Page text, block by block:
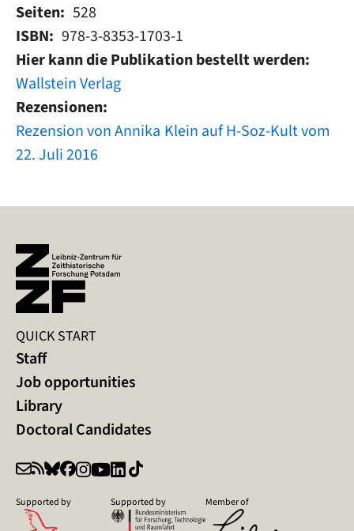
Seiten 528
ISBN
978-3-8353-1703-1
Hier kann die Publikation bestellt werden
Wallstein Verlag
Rezensionen
Rezension von Annika Klein auf H-Soz-Kult vom
22. Juli 2016
QUICK START
Staff
Job opportunities
Library
Doctoral Candidates
Supported by Supported by Member of